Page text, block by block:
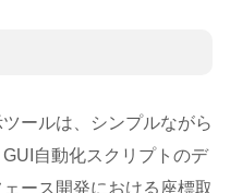
ールは、シンプルながら
自動化スクリプトのデ
ース開発における座標取